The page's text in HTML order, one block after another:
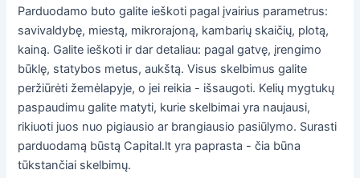
Parduodamo buto galite ieškoti pagal įvairius parametrus:
savivaldybę, miestą, mikrorajoną, kambarių skaičių, plotą,
kainą. Galite ieškoti ir dar detaliau: pagal gatvę, įrengimo
būklę, statybos metus, aukštą. Visus skelbimus galite
peržiūrėti žemėlapyje, o jei reikia - išsaugoti. Kelių mygtukų
paspaudimu galite matyti, kurie skelbimai yra naujausi,
rikiuoti juos nuo pigiausio ar brangiausio pasiūlymo. Surasti
parduodamą būstą Capital.lt yra paprasta - čia būna
tūkstančiai skelbimų.